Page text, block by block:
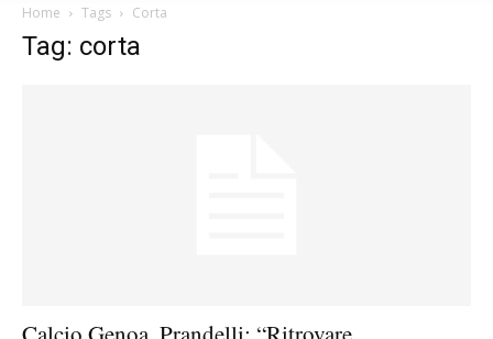
Home Tags Corta
Tag: corta